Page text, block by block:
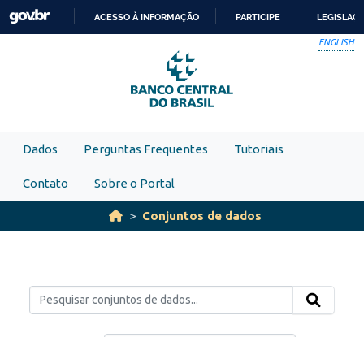
Skip to main content
PARA
O
CONTEÚDO
ACESSO À INFORMAÇÃO PARTICIPE
ENGLISH
Dados Perguntas Frequentes Tutoriais
Contato Sobre o Portal
Conjuntos de dados